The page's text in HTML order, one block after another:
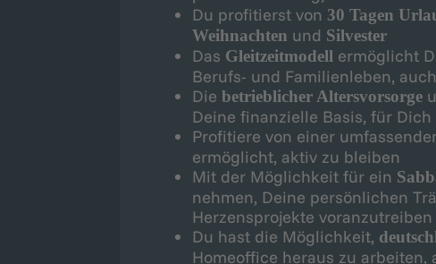
Du profitierst von 30 Tagen
Weihnachten und Silvester
Das Gleitzeitmodell ermöglicht
Berufs- und Familienleben,
Die betrieblicher Altersvorsorge
Deine finanzielle Basis, für
Profitiere von einer
ermöglicht, aktiv zu bleiben
Mit der Möglichkeit für ein
nehmen, Deine persönlichen
Herzensprojekte voranzutreiben
Du hast die Möglichkeit,
Homeoffice heraus zu